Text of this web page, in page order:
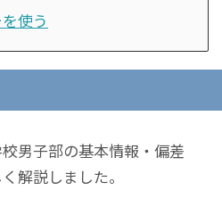
使う
男子部の基本情報・偏差
解説しました。